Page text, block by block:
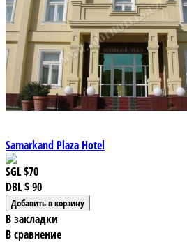
Samarkand Plaza Hotel
SGL$70
DBL$ 90
В закладки
В сравнение